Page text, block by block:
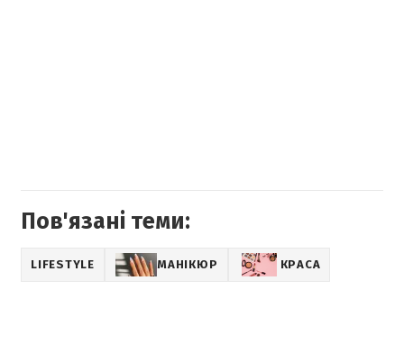
Пов'язані теми:
LIFESTYLE МАНІКЮР КРАСА